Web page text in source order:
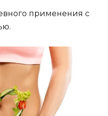
примeнeния с